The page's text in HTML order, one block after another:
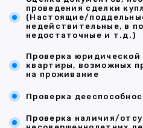
проведения сделки
(Настоящие/
недействительные, в
недостаточные и т.д.)
Проверка
квартиры, возможных
на проживание
Проверка
Проверка наличия/